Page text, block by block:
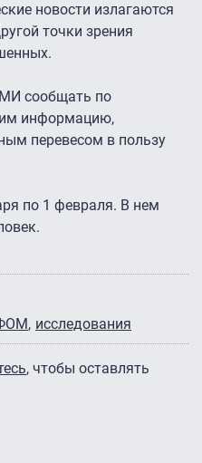
новости излагаются
точки зрения
сообщать по
им информацию,
перевесом в пользу
по 1 февраля. В нем
исследования
, чтобы оставлять